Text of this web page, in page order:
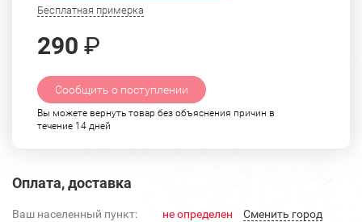
Бесплатная примерка
290 ₽
Сообщить о поступлении
Вы можете вернуть товар без объяснения причин в
течение 14 дней
Оплата, доставка
Ваш населенный пункт: не определен Cменить город